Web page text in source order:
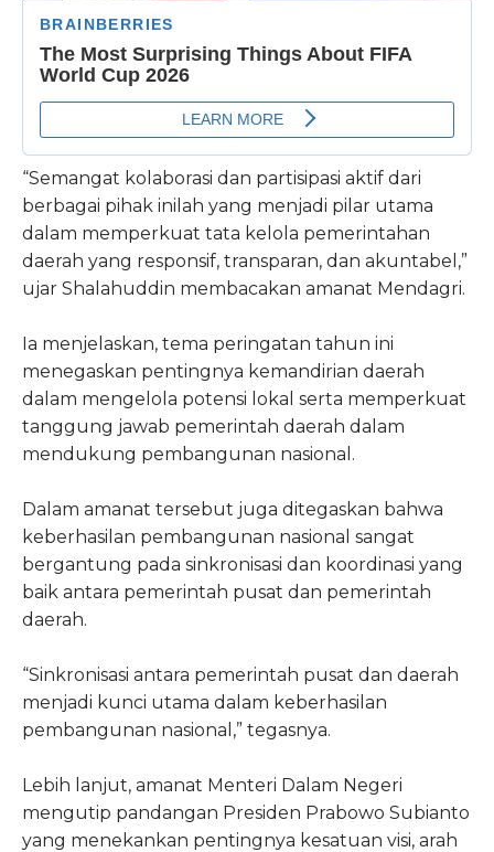
“Semangat kolaborasi dan partisipasi aktif dari
berbagai pihak inilah yang menjadi pilar utama
dalam memperkuat tata kelola pemerintahan
daerah yang responsif, transparan, dan akuntabel,”
ujar Shalahuddin membacakan amanat Mendagri.
Ia menjelaskan, tema peringatan tahun ini
menegaskan pentingnya kemandirian daerah
dalam mengelola potensi lokal serta memperkuat
tanggung jawab pemerintah daerah dalam
mendukung pembangunan nasional.
Dalam amanat tersebut juga ditegaskan bahwa
keberhasilan pembangunan nasional sangat
bergantung pada sinkronisasi dan koordinasi yang
baik antara pemerintah pusat dan pemerintah
daerah.
“Sinkronisasi antara pemerintah pusat dan daerah
menjadi kunci utama dalam keberhasilan
pembangunan nasional,” tegasnya.
Lebih lanjut, amanat Menteri Dalam Negeri
mengutip pandangan Presiden Prabowo Subianto
yang menekankan pentingnya kesatuan visi, arah